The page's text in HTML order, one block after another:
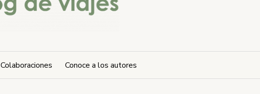
Colaboraciones Conoce a los autores